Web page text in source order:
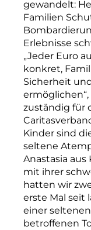
gewandelt:
Familien
Erlebnisse
„Jeder Euro
konkret,
Sicherheit
zuständig für
Kinder sind
seltene
Anastasia
mit ihrer
hatten wir
erste Mal seit
einer
betroffenen